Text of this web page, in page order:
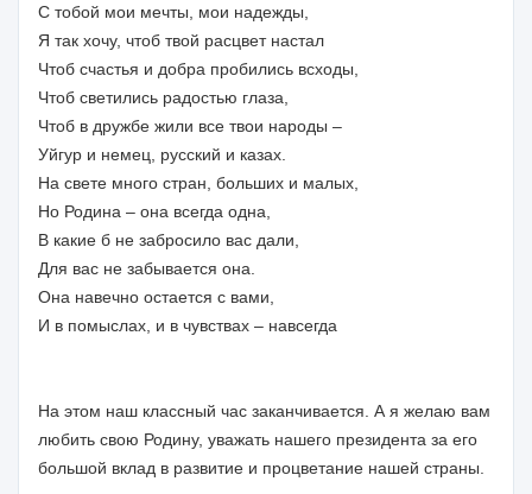
С тобой мои мечты, мои надежды,
Я так хочу, чтоб твой расцвет настал
Чтоб счастья и добра пробились всходы,
Чтоб светились радостью глаза,
Чтоб в дружбе жили все твои народы –
Уйгур и немец, русский и казах.
На свете много стран, больших и малых,
Но Родина – она всегда одна,
В какие б не забросило вас дали,
Для вас не забывается она.
Она навечно остается с вами,
И в помыслах, и в чувствах – навсегда
На этом наш классный час заканчивается. А я желаю вам
любить свою Родину, уважать нашего президента за его
большой вклад в развитие и процветание нашей страны.